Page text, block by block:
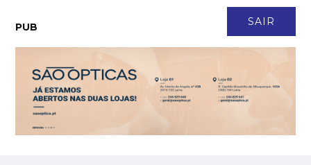
SAIR
PUB
Leiria acolhe academia AI Business for Leaders and Executives